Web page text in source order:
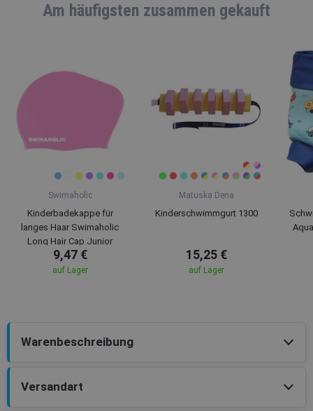
Am häufigsten zusammen gekauft
Swimaholic
Kinderbadekappe für
langes Haar Swimaholic
Long Hair Cap Junior
9,47 €
auf Lager
Matuska Dena
Kinderschwimmgurt 1300
15,25 €
auf Lager
Warenbeschreibung
Versandart